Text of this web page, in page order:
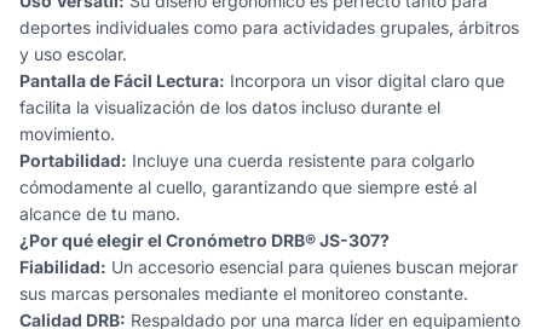
deportes individuales como para actividades grupales, árbitros
y uso escolar.
Pantalla de Fácil Lectura: Incorpora un visor digital claro que
facilita la visualización de los datos incluso durante el
movimiento.
Portabilidad: Incluye una cuerda resistente para colgarlo
cómodamente al cuello, garantizando que siempre esté al
alcance de tu mano.
¿Por qué elegir el Cronómetro DRB® JS-307?
Fiabilidad: Un accesorio esencial para quienes buscan mejorar
sus marcas personales mediante el monitoreo constante.
Calidad DRB: Respaldado por una marca líder en equipamiento